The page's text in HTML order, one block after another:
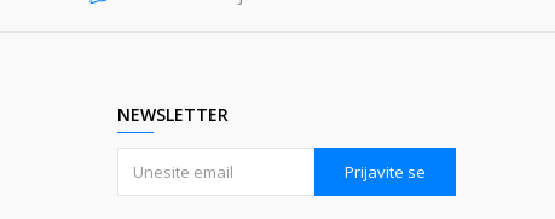
NEWSLETTER
Prijavite se